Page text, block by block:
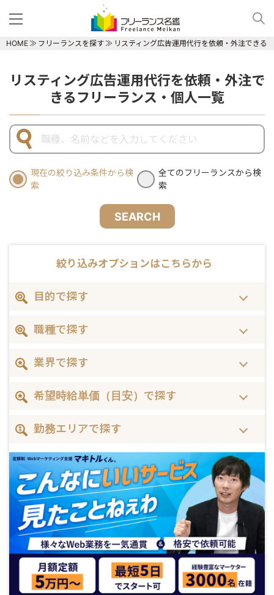
HOME フリーランスを探す リスティング広告運用代行を依頼・外注できる
リスティング広告運用代行を依頼・外注で
きるフリーランス・個人一覧
現在の絞り込み条件から検
索
全てのフリーランスから検
索
SEARCH
絞り込みオプションはこちらから
目的で探す
職種で探す
業界で探す
希望時給単価（目安）で探す
勤務エリアで探す